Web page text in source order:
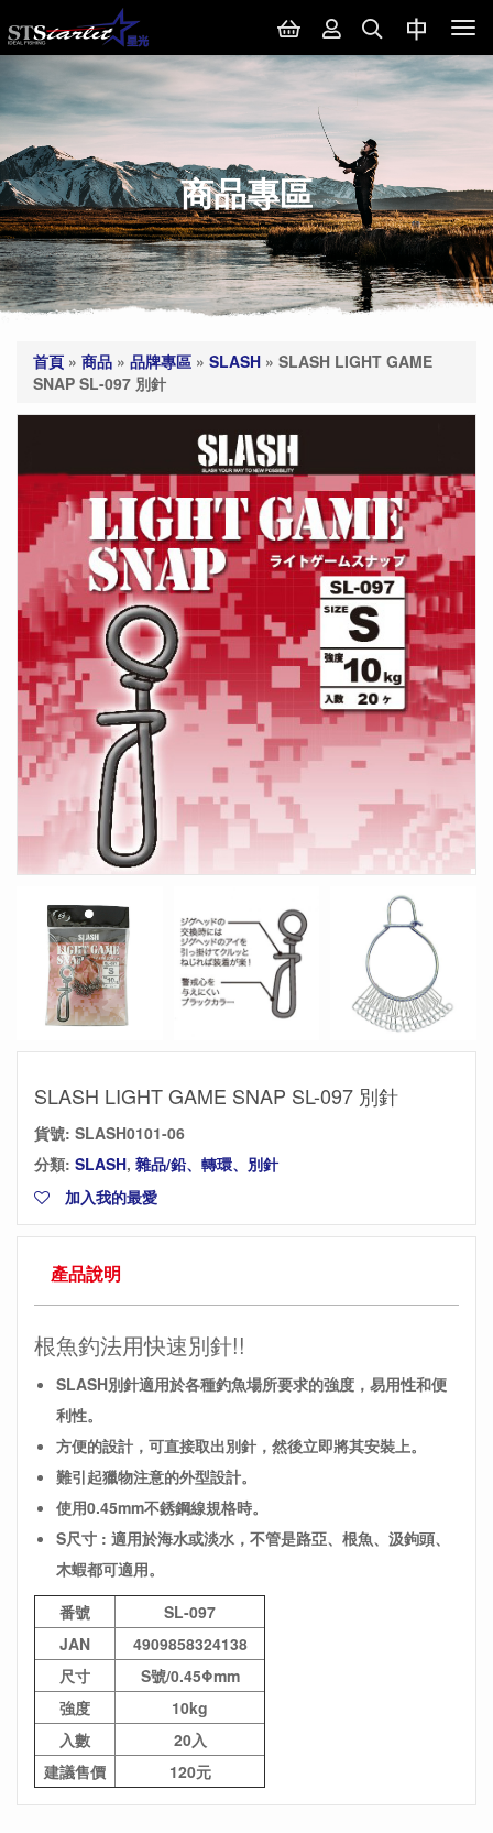
商品專區
首頁 » 商品 » 品牌專區 » SLASH » SLASH LIGHT GAME
SNAP SL-097 別針
SLASH LIGHT GAME SNAP SL-097 別針
貨號: SLASH0101-06
分類: SLASH, 雜品/鉛、轉環、別針
加入我的最愛
產品說明
根魚釣法用快速別針!!
SLASH別針適用於各種釣魚場所要求的強度，易用性和便
利性。
方便的設計，可直接取出別針，然後立即將其安裝上。
難引起獵物注意的外型設計。
使用0.45mm不銹鋼線規格時。
S尺寸 : 適用於海水或淡水，不管是路亞、根魚、汲鉤頭、
木蝦都可適用。
番號
SL-097
JAN
4909858324138
尺寸
S號/0.45Φmm
強度
10kg
入數
20入
建議售價
120元